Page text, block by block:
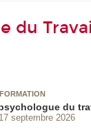
du
du
17 septembre 2026